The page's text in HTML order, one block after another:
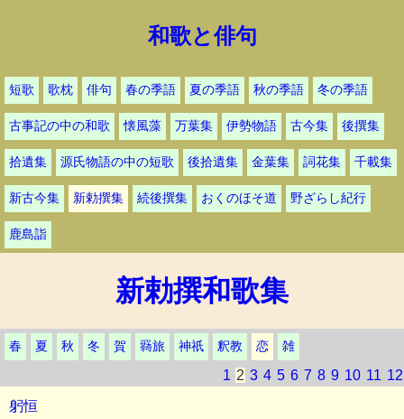
和歌と俳句
短歌 歌枕 俳句 春の季語 夏の季語 秋の季語 冬の季語
古事記の中の和歌 懐風藻 万葉集 伊勢物語 古今集 後撰集
拾遺集 源氏物語の中の短歌 後拾遺集 金葉集 詞花集 千載集
新古今集 新勅撰集 続後撰集 おくのほそ道 野ざらし紀行
鹿島詣
新勅撰和歌集
春 夏 秋 冬 賀 羇旅 神祇 釈教 恋 雑
1 2 3 4 5 6 7 8 9 10 11 12
躬恒